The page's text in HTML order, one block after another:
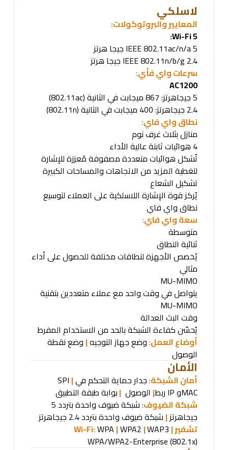
لاسلكي
المعايير والبروتوكولات:
Wi-Fi 5:
IEEE 802.11ac/n/a 5 جيجا هرتز
IEEE 802.11n/b/g 2.4 جيجا هرتز
سرعات واي فأي:
AC1200
5جيجاهرتز:867ميجابت في الثانية(802.11ac)
2.4 جيجاهرتز:400 ميجابت في الثانية(802.11n)
نطاق واي فاي:
منازل بثلاث غرف نوم
4 هوائيات ثابتة عالية الأداء
تُشكل هوائيات متعددة مصفوفة مُعززة للإشارة
لتغطية المزيد من الاتجاهات والمساحات الكبيرة
تشكيل الشعاع
يُركز قوة الإشارة اللاسلكية على العملاء لتوسيع
نطاق واي فاي
سعة واي فاي:
متوسطة
ثنائية النطاق
يُخصص الأجهزة لنطاقات مختلفة للحصول على أداء
مثالي
MU-MIMO
يتواصل في وقت واحد مع عملاء متعددين بتقنية
MU-MIMO
وقت البث العدالة
يُحسّن كفاءة الشبكة بالحد من الاستخدام المفرط
أوضاع العمل:وضع جهاز التوجيه| وضع نقطة
الوصول
الأمان
أمان الشبكة:جدار حماية |التحكم في
الوصول |ربط IPوMAC
|بوابة طبقة التطبيق
شبكة الضيوف:
شبكة ضيوف واحدة بتردد 5
جيجاهرتز| شبكة ضيوف واحدة بتردد 2.4 جيجاهرتز
تشفيرWi-Fi:
WPA |WPA2 |WAP3 |
WPA/WPA2-Enterprise (802.1x)